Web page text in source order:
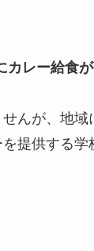
カレー給食
んが、地域
提供する学